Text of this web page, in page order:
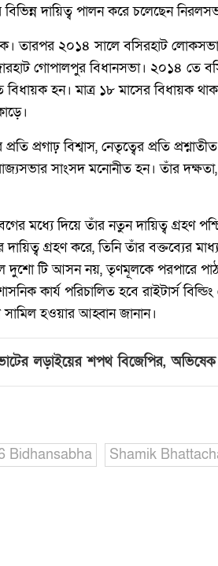
দায়িত্ব পালন করে চলেছেন
তারপর ২০১৪ সালে বসিরহাট
গোপালপুর বিধানসভা। ২০১৪ তে
বিধায়ক হন। মাত্র ১৮ মাসের বিধায়ক
প্রগাঢ় বিশ্বাস, নেতৃত্বের প্রতি
সাংসদ মনোনীত হন। তাঁর
মধ্যে দিয়ে তাঁর নতুন দায়িত্ব গ্রহণ
গ্রহণ করে, তিনি তাঁর বক্তব্যের
দুশো টি আসন নয়, তৃণমূলকে পরপারে
কার্য পরিচালিত হবে রাইটার্স
হওয়ার আহ্বান জানান।
লড়াইয়ের শপথ বিজেপির,
Bidhansabha Shamik